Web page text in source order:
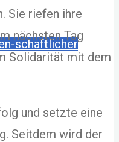
schaftlicher
Sie riefen ihre
nächsten Tag
Solidarität mit dem
und setzte eine
Seitdem wird der